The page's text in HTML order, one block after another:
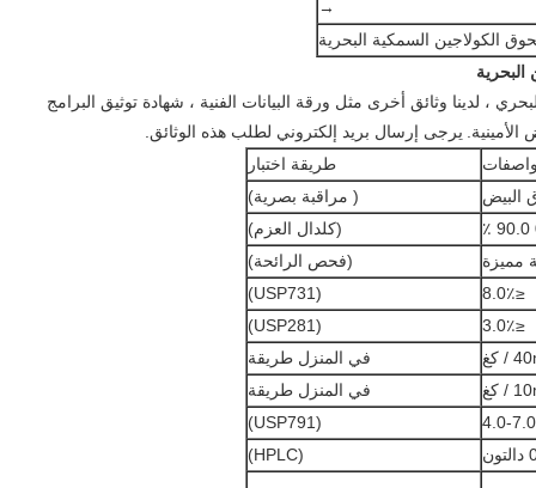
→
الكولاجين السمكية البحرية
، لدينا وثائق أخرى مثل ورقة البيانات الفنية ، شهادة توثيق البرامج
يرجى إرسال بريد إلكتروني لطلب هذه الوثائق.
طريقة اختبار
البيض
( مراقبة بصرية)
(كلدال العزم)
مميزة
(فحص الرائحة)
≤8.0٪
(USP731)
≤3.0٪
(USP281)
في المنزل طريقة
في المنزل طريقة
4.0-7.0
(USP791)
(HPLC)